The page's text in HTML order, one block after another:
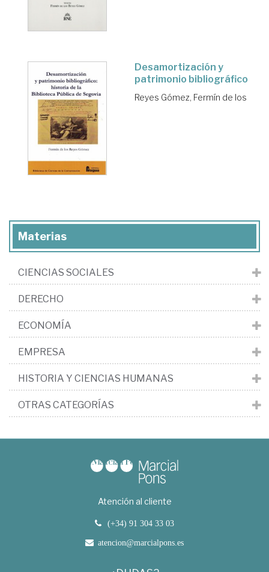
Desamortización y
patrimonio bibliográfico
Reyes Gómez, Fermín de los
Materias
CIENCIAS SOCIALES
DERECHO
ECONOMÍA
EMPRESA
HISTORIA Y CIENCIAS HUMANAS
OTRAS CATEGORÍAS
Atención al cliente
(+34) 91 304 33 03
atencion@marcialpons.es